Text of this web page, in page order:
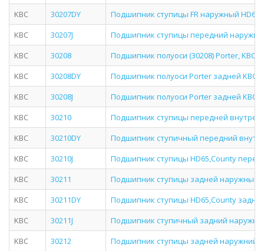
KBC 30207DY
Подшипник ступицы FR наружный HD65/
KBC
30207J
Подшипник ступицы передний
KBC
30208
Подшипник полуоси (30208) Porter, KBC
KBC
30208DY
Подшипник полуоси Porter задней KBC
KBC
30208J
Подшипник полуоси Porter задней KBC
KBC
30210
Подшипник ступицы передней
KBC
30210DY
Подшипник ступичный передний
KBC
30210J
Подшипник ступицы HD65,County
KBC
30211
Подшипник ступицы задней наружный
KBC
30211DY
Подшипник ступицы HD65,County
KBC
30211J
Подшипник ступичный задний
KBC
30212
Подшипник ступицы задней наружний